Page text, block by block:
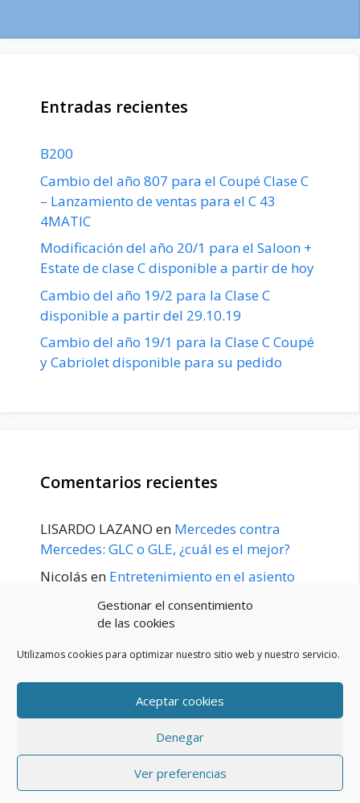
Gestionar el consentimiento
de las cookies
Utilizamos cookies para optimizar nuestro sitio web y nuestro servicio.
Aceptar cookies
Denegar
Ver preferencias
Entradas recientes
B200
Cambio del año 807 para el Coupé Clase C
– Lanzamiento de ventas para el C 43
4MATIC
Modificación del año 20/1 para el Saloon +
Estate de clase C disponible a partir de hoy
Cambio del año 19/2 para la Clase C
disponible a partir del 29.10.19
Cambio del año 19/1 para la Clase C Coupé
y Cabriolet disponible para su pedido
Comentarios recientes
LISARDO LAZANO en Mercedes contra
Mercedes: GLC o GLE, ¿cuál es el mejor?
Nicolás en Entretenimiento en el asiento
principios de 2020
POLÍTICA DE PRIVACIDAD
Política de cookies (UE)
© 2026 Blog De Mercedes-Benz En Español
GeneratePress